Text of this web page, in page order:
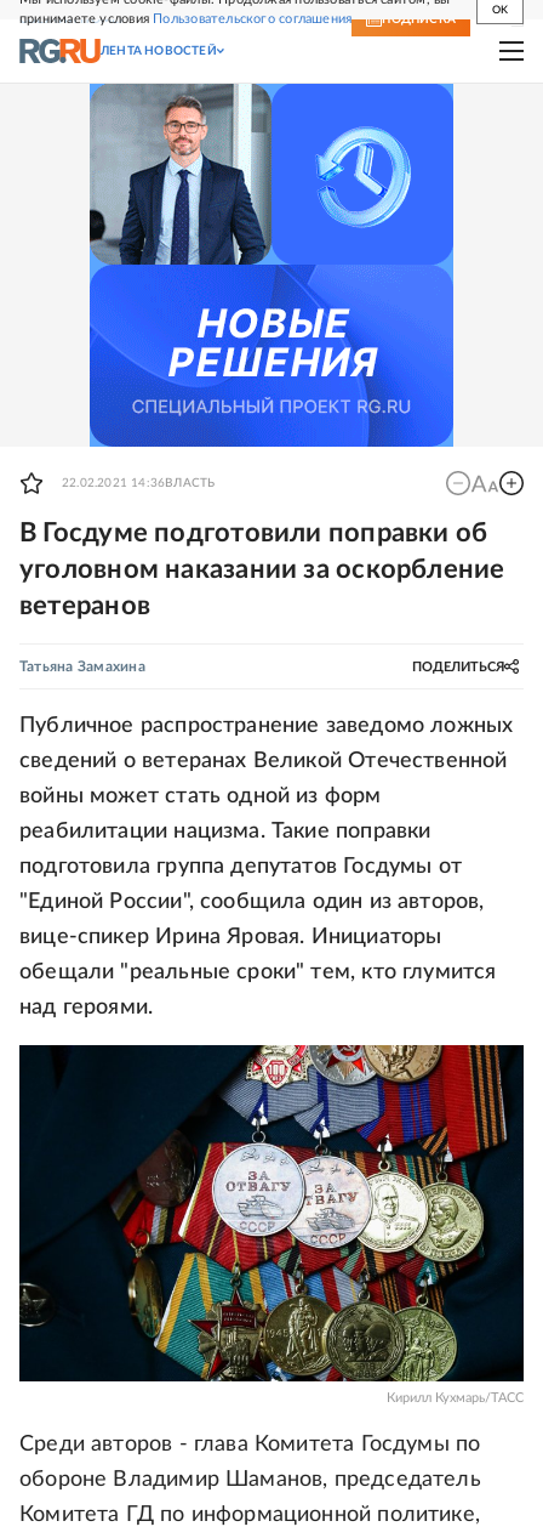
принимаете условия Пользовательского соглашения
OK
СВЕЖИЙ НОМЕР ПОДПИСКА
ЛЕНТА НОВОСТЕЙ
22.02.2021 14:36 ВЛАСТЬ
В Госдуме подготовили поправки об
уголовном наказании за оскорбление
ветеранов
Татьяна Замахина ПОДЕЛИТЬСЯ
Публичное распространение заведомо ложных
сведений о ветеранах Великой Отечественной
войны может стать одной из форм
реабилитации нацизма. Такие поправки
подготовила группа депутатов Госдумы от
"Единой России", сообщила один из авторов,
вице-спикер Ирина Яровая. Инициаторы
обещали "реальные сроки" тем, кто глумится
над героями.
Кирилл Кухмарь/ТАСС
Среди авторов - глава Комитета Госдумы по
обороне Владимир Шаманов, председатель
Комитета ГД по информационной политике,